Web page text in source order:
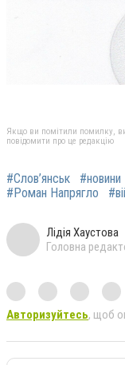
Якщо ви помітили помилку,
повідомити про це редакцію
#Слов’янськ #новини
#Роман Напрягло
Лідія Хаустова
Головна
Авторизуйтесь, щоб